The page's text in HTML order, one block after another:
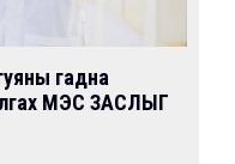
гадна
МЭС ЗАСЛЫГ